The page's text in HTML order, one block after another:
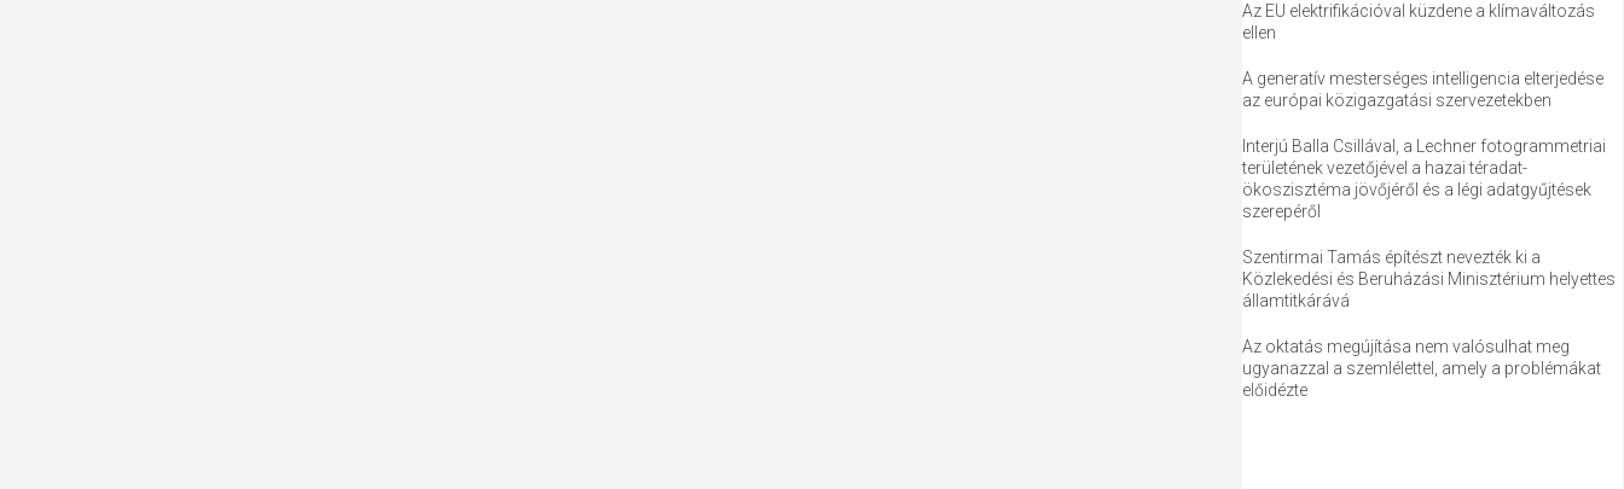
Az EU elektrifikációval küzdene a klímaváltozás
ellen
A generatív mesterséges intelligencia elterjedése
az európai közigazgatási szervezetekben
Interjú Balla Csillával, a Lechner fotogrammetriai
területének vezetőjével a hazai téradat-
ökoszisztéma jövőjéről és a légi adatgyűjtések
szerepéről
Szentirmai Tamás építészt nevezték ki a
Közlekedési és Beruházási Minisztérium helyettes
államtitkárává
Az oktatás megújítása nem valósulhat meg
ugyanazzal a szemlélettel, amely a problémákat
előidézte